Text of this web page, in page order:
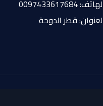
0097433617684
قطر الدوحة